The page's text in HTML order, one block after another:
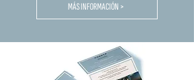
MÁS INFORMACIÓN >